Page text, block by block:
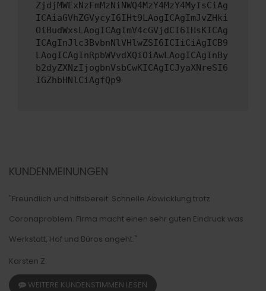
ZjdjMWExNzFmMzNiNWQ4MzY4MzY4MyIsCiAg
ICAiaGVhZGVycyI6IHt9LAogICAgImJvZHki
OiBudWxsLAogICAgImV4cGVjdCI6IHsKICAg
ICAgInJlc3BvbnNlVHlwZSI6ICIiCiAgICB9
LAogICAgInRpbWVvdXQiOiAwLAogICAgInBy
b2dyZXNzIjogbnVsbCwKICAgICJyaXNreSI6
IGZhbHNlCiAgfQp9
KUNDENMEINUNGEN
"Freundlich und hilfsbereit. Schnelle Abwicklung trotz
Coronaproblem. Firma macht einen sehr guten Eindruck was
Werkstatt, Hof und Büros angeht."
Karsten Z.
WEITERE KUNDENSTIMMEN LESEN